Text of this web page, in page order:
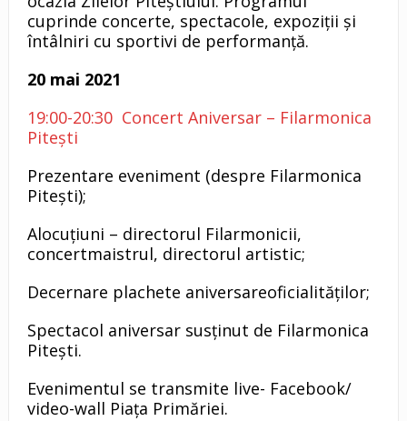
cuprinde concerte, spectacole, expoziții și
întâlniri cu sportivi de performanță.
20 mai 2021
19:00-20:30 Concert Aniversar – Filarmonica
Pitești
Prezentare eveniment (despre Filarmonica
Pitești);
Alocuțiuni – directorul Filarmonicii,
concertmaistrul, directorul artistic;
Decernare plachete aniversareoficialităților;
Spectacol aniversar susținut de Filarmonica
Pitești.
Evenimentul se transmite live- Facebook/
video-wall Piața Primăriei.